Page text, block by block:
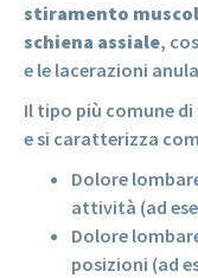
stiramento
schiena assiale,
e le lacerazioni
Il tipo più comune di
e si caratterizza
Dolore
attività (ad
Dolore
posizioni (ad